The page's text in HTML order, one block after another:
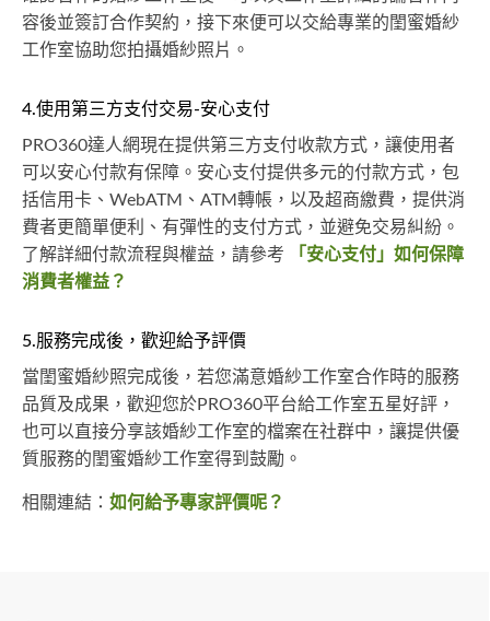
容後並簽訂合作契約，接下來便可以交給專業的閨蜜婚紗
工作室協助您拍攝婚紗照片。
4.使用第三方支付交易-安心支付
PRO360達人網現在提供第三方支付收款方式，讓使用者
可以安心付款有保障。安心支付提供多元的付款方式，包
括信用卡、WebATM、ATM轉帳，以及超商繳費，提供消
費者更簡單便利、有彈性的支付方式，並避免交易糾紛。
了解詳細付款流程與權益，請參考
「安心支付」如何保障
消費者權益？
5.服務完成後，歡迎給予評價
當閨蜜婚紗照完成後，若您滿意婚紗工作室合作時的服務
品質及成果，歡迎您於PRO360平台給工作室五星好評，
也可以直接分享該婚紗工作室的檔案在社群中，讓提供優
質服務的閨蜜婚紗工作室得到鼓勵。
相關連結： 如何給予專家評價呢？